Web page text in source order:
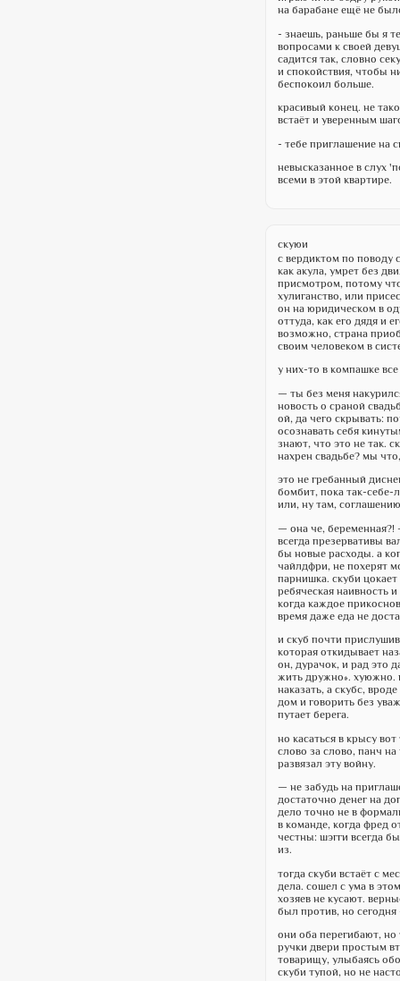
на барабане ещё не
- знаешь, раньше бы я
вопросами к своей
садится так, словно
и спокойствия, чтобы
беспокоил больше.
красивый конец. не
встаёт и уверенным
- тебе приглашение на
невысказанное в слух
всеми в этой квартире.
скуюи
с вердиктом по поводу
как акула, умрет без
присмотром, потому
хулиганство, или
он на юридическом в
оттуда, как его дядя и
возможно, страна
своим человеком в
у них-то в компашке
— ты без меня
новость о сраной
ой, да чего скрывать:
осознавать себя
знают, что это не так.
нахрен свадьбе? мы
это не гребанный
бомбит, пока так-себе-
или, ну там,
— она че, беременная?!
всегда презервативы
бы новые расходы. а
чайлдфри, не похерят
парнишка. скуби
ребяческая наивность
когда каждое
время даже еда не
и скуб почти
которая откидывает
он, дурачок, и рад это
жить дружно». хуюжно.
наказать, а скубс,
дом и говорить без
путает берега.
но касаться в крысу
слово за слово, панч
развязал эту войну.
— не забудь на
достаточно денег на
дело точно не в
в команде, когда фред
честны: шэгги всегда
из.
тогда скуби встаёт с
дела. сошел с ума в
хозяев не кусают.
был против, но
они оба перегибают, но
ручки двери простым
товарищу, улыбаясь
скуби тупой, но не